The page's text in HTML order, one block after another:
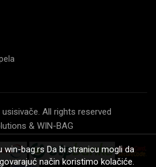
All rights reserved
& WIN-BAG
win-bag.rs Da bi stranicu mogli da
način koristimo kolačiće.